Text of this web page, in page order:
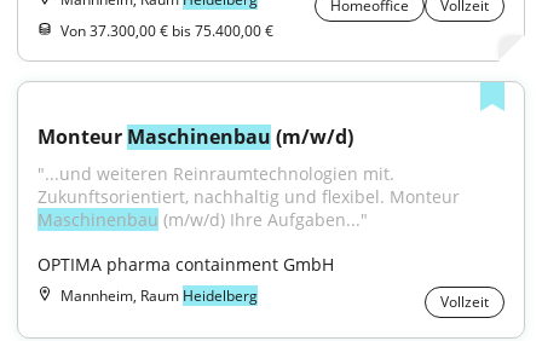
Homeoffice
Vollzeit
Von 37.300,00 € bis 75.400,00 €
Monteur Maschinenbau (m/w/d)
"...und weiteren Reinraumtechnologien mit.
Maschinenbau (m/w/d) Ihre Aufgaben..."
OPTIMA pharma containment GmbH
Mannheim, Raum Heidelberg Vollzeit